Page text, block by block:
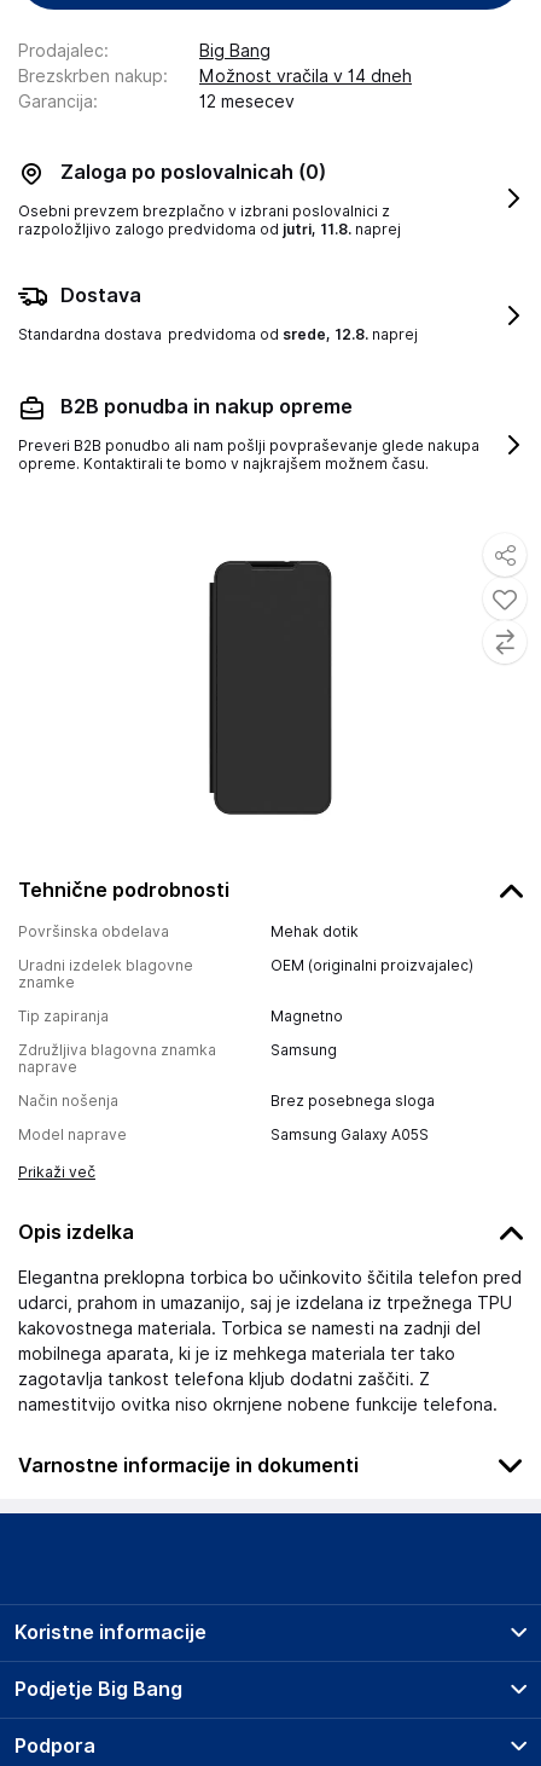
Tehnične podrobnosti
Površinska obdelava
Mehak dotik
Uradni izdelek blagovne
znamke
OEM (originalni proizvajalec)
Tip zapiranja
Magnetno
Združljiva blagovna znamka
naprave
Samsung
Način nošenja
Brez posebnega sloga
Model naprave
Samsung Galaxy A05S
Prikaži več
Opis izdelka
Elegantna preklopna torbica bo učinkovito ščitila telefon pred
udarci, prahom in umazanijo, saj je izdelana iz trpežnega TPU
kakovostnega materiala. Torbica se namesti na zadnji del
mobilnega aparata, ki je iz mehkega materiala ter tako
zagotavlja tankost telefona kljub dodatni zaščiti. Z
namestitvijo ovitka niso okrnjene nobene funkcije telefona.
Varnostne informacije in dokumenti
Podatki o proizvajalcu
Samsung Electronics Austria GmbH
Austria
Prodajalec:
Big Bang
Brezskrben nakup:
Možnost vračila v 14 dneh
Garancija: 12 mesecev
Zaloga po poslovalnicah (0)
Osebni prevzem brezplačno v izbrani poslovalnici z
razpoložljivo zalogo predvidoma od jutri, 11.8. naprej
Dostava
Standardna dostava predvidoma od srede, 12.8. naprej
B2B ponudba in nakup opreme
Preveri B2B ponudbo ali nam pošlji povpraševanje glede nakupa
opreme. Kontaktirali te bomo v najkrajšem možnem času.
Podjetje Big Bang
O podjetju
Koristne informacije
Prodajna mesta
Storitve
Podpora